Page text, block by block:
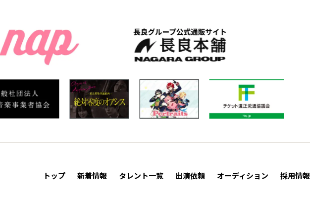
トップ 新着情報 タレント一覧 出演依頼 オーディション 採用情報